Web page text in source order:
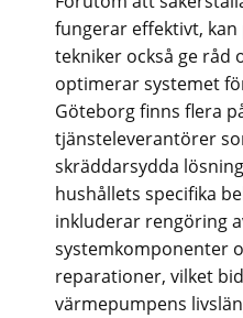
fungerar effektivt,
tekniker också ge råd
optimerar systemet
Göteborg finns flera
tjänsteleverantörer
skräddarsydda
hushållets specifika
inkluderar rengöring
systemkomponenter
reparationer, vilket
värmepumpens